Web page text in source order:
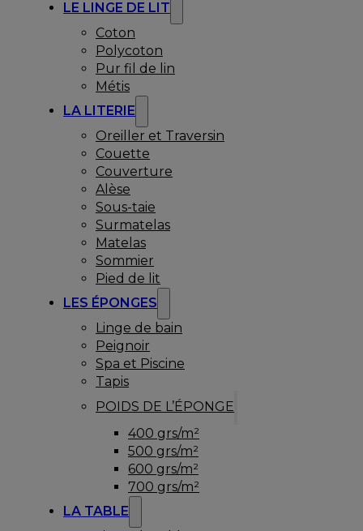
LE LINGE DE LIT
Coton
Polycoton
Pur fil de lin
Métis
LA LITERIE
Oreiller et Traversin
Couette
Couverture
Alèse
Sous-taie
Surmatelas
Matelas
Sommier
Pied de lit
LES ÉPONGES
Linge de bain
Peignoir
Spa et Piscine
Tapis
POIDS DE L’ÉPONGE
400 grs/m²
500 grs/m²
600 grs/m²
700 grs/m²
LA TABLE